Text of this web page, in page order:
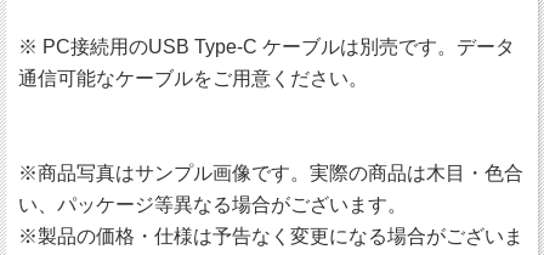
※ PC接続用のUSB Type-C ケーブルは別売です。データ
通信可能なケーブルをご用意ください。
※商品写真はサンプル画像です。実際の商品は木目・色合
い、パッケージ等異なる場合がございます。
※製品の価格・仕様は予告なく変更になる場合がございま